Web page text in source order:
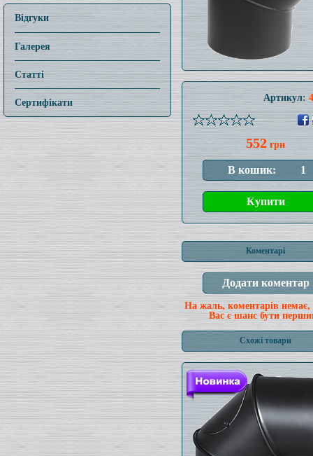
Відгуки
Галерея
Статті
Сертифікати Артикул:
552 грн
Коментарі
На жаль, коментарів немає,
Вас є шанс бути
Схожі товари